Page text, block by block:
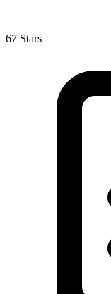
67 Stars